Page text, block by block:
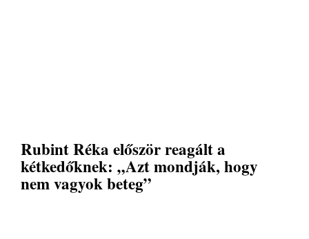
Rubint Réka először reagált a
kétkedőknek: „Azt mondják, hogy
nem vagyok beteg”